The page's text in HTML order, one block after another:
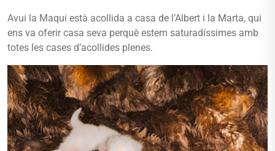
Avui la Maqui està acollida a casa de l’Albert i la Marta, qui
ens va oferir casa seva perquè estem saturadíssimes amb
totes les cases d’acollides plenes.